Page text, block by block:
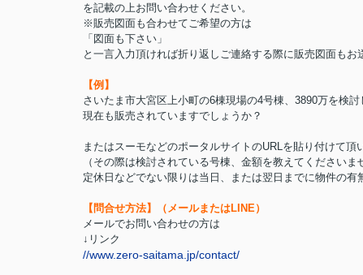
を記載の上お問い合わせください。
※販売図面も合わせてご希望の方は
「図面も下さい」
と一言入力頂ければ折り返しご連絡する際に販売図面もお
【例】
さいたま市大宮区上小町の6棟現場の4号棟、3890万を検討
現在も販売されていますでしょうか？
またはスーモなどのポータルサイトのURLを貼り付けて
（その際は検討されている号棟、金額を教えてくださいま
定休日などでない限りは当日、または翌日までに物件の有
【問合せ方法】（メールまたはLINE）
メールでお問い合わせの方は
↓リンク
//www.zero-saitama.jp/contact/